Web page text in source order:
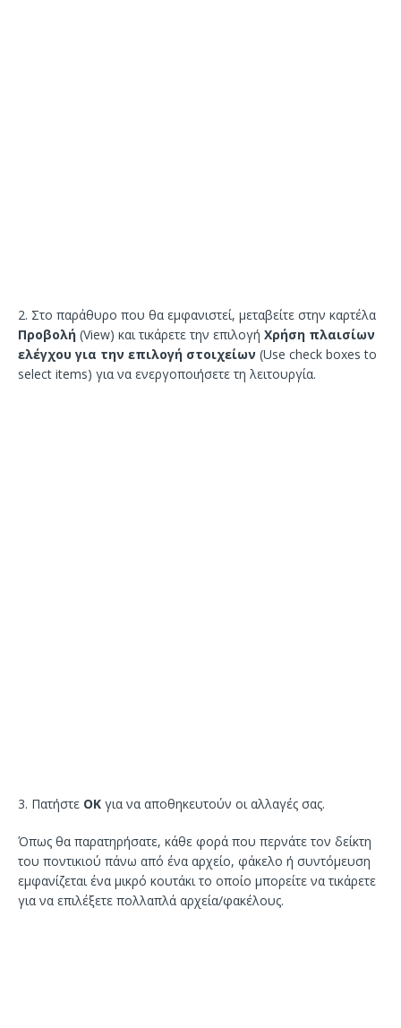
2. Στο παράθυρο που θα εμφανιστεί, μεταβείτε στην καρτέλα
Προβολή (View) και τικάρετε την επιλογή Χρήση πλαισίων
ελέγχου για την επιλογή στοιχείων (Use check boxes to
select items) για να ενεργοποιήσετε τη λειτουργία.
3. Πατήστε ΟΚ για να αποθηκευτούν οι αλλαγές σας.
Όπως θα παρατηρήσατε, κάθε φορά που περνάτε τον δείκτη
του ποντικιού πάνω από ένα αρχείο, φάκελο ή συντόμευση
εμφανίζεται ένα μικρό κουτάκι το οποίο μπορείτε να τικάρετε
για να επιλέξετε πολλαπλά αρχεία/φακέλους.